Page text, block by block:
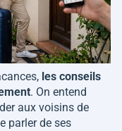
les conseils
. On entend
aux voisins de
parler de ses